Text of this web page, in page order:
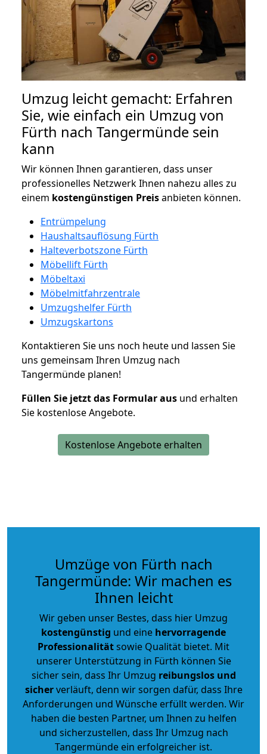
Umzug leicht gemacht: Erfahren
Sie, wie einfach ein Umzug von
Fürth nach Tangermünde sein
kann
Wir können Ihnen garantieren, dass unser
professionelles Netzwerk Ihnen nahezu alles zu
einem kostengünstigen Preisanbieten können.
Entrümpelung
Haushaltsauflösung Fürth
Halteverbotszone Fürth
Möbellift Fürth
Möbeltaxi
Möbelmitfahrzentrale
Umzugshelfer Fürth
Umzugskartons
Kontaktieren Sie uns noch heute und lassen Sie
uns gemeinsam Ihren Umzug nach
Tangermünde planen!
Füllen Sie jetzt das Formular aus und erhalten
Sie kostenlose Angebote.
Kostenlose Angebote erhalten
Umzüge von Fürth nach
Tangermünde: Wir machen es
Ihnen leicht
Wir geben unser Bestes, dass hier Umzug
kostengünstig und eine hervorragende
Professionalitätsowie Qualität bietet. Mit
unserer Unterstützung in Fürth können Sie
sicher sein, dass Ihr Umzug reibungslos und
sicherverläuft, denn wir sorgen dafür, dass Ihre
Anforderungen und Wünsche erfüllt werden. Wir
haben die besten Partner, um Ihnen zu helfen
und sicherzustellen, dass Ihr Umzug nach
Tangermünde ein erfolgreicher ist.